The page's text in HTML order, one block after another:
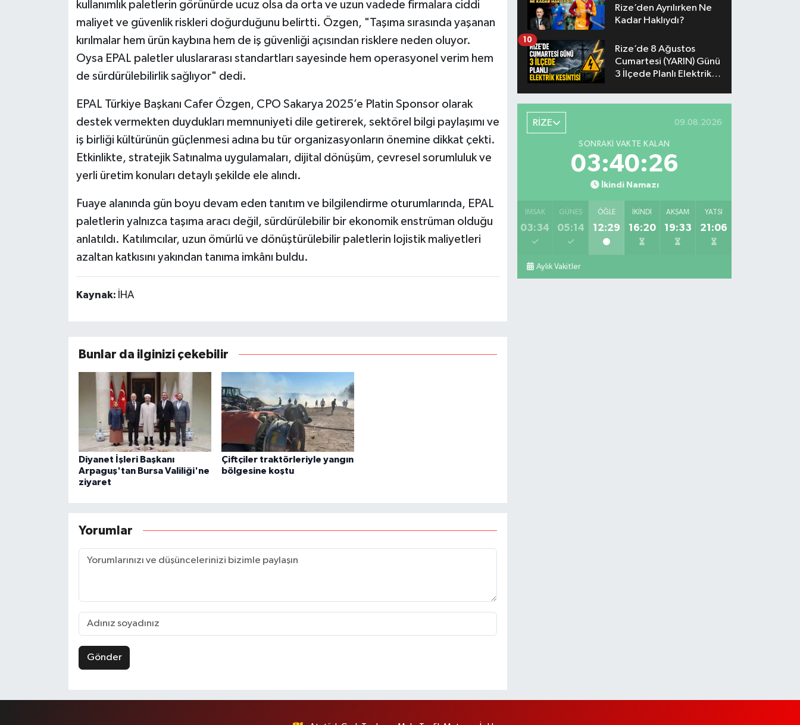
kullanımlık paletlerin görünürde ucuz olsa da orta ve uzun vadede firmalara ciddi
maliyet ve güvenlik riskleri doğurduğunu belirtti. Özgen, "Taşıma sırasında yaşanan
kırılmalar hem ürün kaybına hem de iş güvenliği açısından risklere neden oluyor.
Oysa EPAL paletler uluslararası standartları sayesinde hem operasyonel verim hem
de sürdürülebilirlik sağlıyor" dedi.
EPAL Türkiye Başkanı Cafer Özgen, CPO Sakarya 2025’e Platin Sponsor olarak
destek vermekten duydukları memnuniyeti dile getirerek, sektörel bilgi paylaşımı ve
iş birliği kültürünün güçlenmesi adına bu tür organizasyonların önemine dikkat çekti.
Etkinlikte, stratejik Satınalma uygulamaları, dijital dönüşüm, çevresel sorumluluk ve
yerli üretim konuları detaylı şekilde ele alındı.
Fuaye alanında gün boyu devam eden tanıtım ve bilgilendirme oturumlarında, EPAL
paletlerin yalnızca taşıma aracı değil, sürdürülebilir bir ekonomik enstrüman olduğu
anlatıldı. Katılımcılar, uzun ömürlü ve dönüştürülebilir paletlerin lojistik maliyetleri
azaltan katkısını yakından tanıma imkânı buldu.
Kaynak: İHA
Bunlar da ilginizi çekebilir
Diyanet İşleri Başkanı
Arpaguş'tan Bursa Valiliği'ne
ziyaret
Çiftçiler traktörleriyle yangın
bölgesine koştu
Yorumlar
Gönder
Rize’den Ayrılırken Ne
Kadar Haklıydı?
Rize’de 8 Ağustos
Cumartesi (YARIN) Günü
3 İlçede Planlı Elektrik
10
RİZE 09.08.2026
SONRAKI VAKTE KALAN
03:40:25
İkindi Namazı
İMSAK
03:34
GÜNEŞ
05:14
ÖĞLE
12:29
İKINDI
16:20
AKŞAM
19:33
YATSI
21:06
Aylık Vakitler